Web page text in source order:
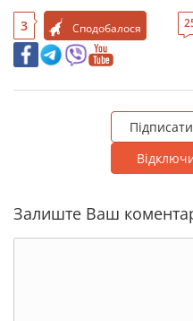
3 Сподобалося
Залиште Ваш